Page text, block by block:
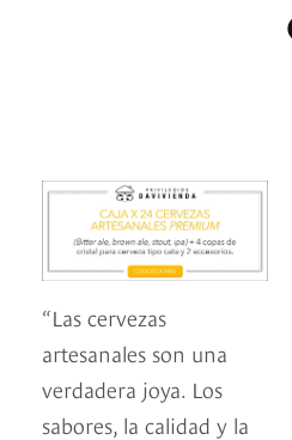
“Las cervezas
artesanales son una
verdadera joya. Los
sabores, la calidad y la